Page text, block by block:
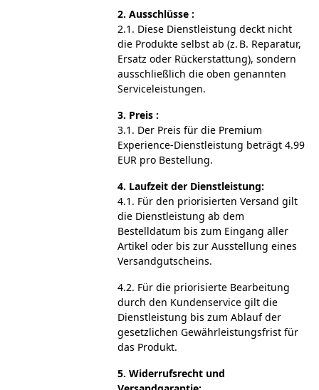
2. Ausschlüsse :
2.1. Diese Dienstleistung deckt nicht
die Produkte selbst ab (z. B. Reparatur,
Ersatz oder Rückerstattung), sondern
ausschließlich die oben genannten
Serviceleistungen.
3. Preis :
3.1. Der Preis für die Premium
Experience-Dienstleistung beträgt 4.99
EUR pro Bestellung.
4. Laufzeit der Dienstleistung:
4.1. Für den priorisierten Versand gilt
die Dienstleistung ab dem
Bestelldatum bis zum Eingang aller
Artikel oder bis zur Ausstellung eines
Versandgutscheins.
4.2. Für die priorisierte Bearbeitung
durch den Kundenservice gilt die
Dienstleistung bis zum Ablauf der
gesetzlichen Gewährleistungsfrist für
das Produkt.
5. Widerrufsrecht und